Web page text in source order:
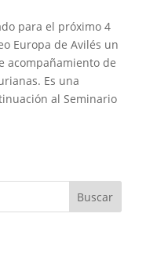
para el próximo 4
Europa de Avilés un
acompañamiento de
Es una
al Seminario